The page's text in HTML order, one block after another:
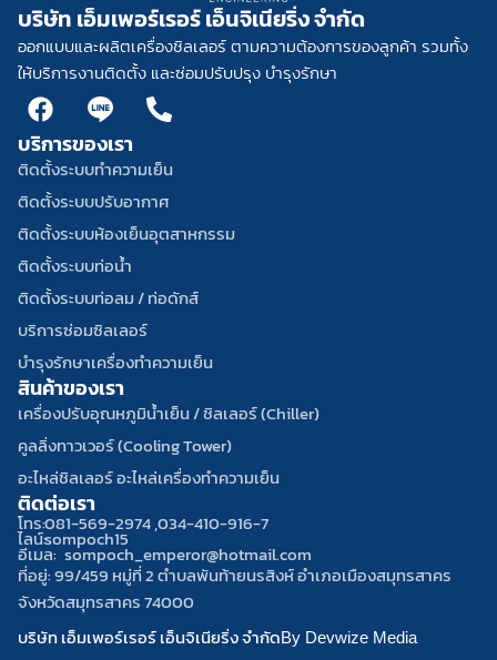
บริษัท เอ็มเพอร์เรอร์ เอ็นจิเนียริ่ง จำกัด
ออกแบบและผลิตเครื่องชิลเลอร์ ตามความต้องการของลูกค้า รวมทั้ง
ให้บริการงานติดตั้ง และซ่อมปรับปรุง บำรุงรักษา
F
a
c
e
b
o
o
k
L
i
n
e
w
h
i
t
e
h
n
e
-
a
t
บริการของเรา
ติดตั้งระบบทำความเย็น
ติดตั้งระบบปรับอากาศ
ติดตั้งระบบห้องเย็นอุตสาหกรรม
ติดตั้งระบบท่อน้ำ
ติดตั้งระบบท่อลม / ท่อดักส์
บริการซ่อมซิลเลอร์
บำรุงรักษาเครื่องทำความเย็น
สินค้าของเรา
เครื่องปรับอุณหภูมิน้ำเย็น / ชิลเลอร์ (Chiller)
คูลลิ่งทาวเวอร์ (Cooling Tower)
อะไหล่ชิลเลอร์ อะไหล่เครื่องทำความเย็น
ติดต่อเรา
โทร:081-569-2974 ,034-410-916-7
ไลน์:sompoch15
อีเมล: sompoch_emperor@hotmail.com
ที่อยู่: 99/459 หมู่ที่ 2 ตำบลพันท้ายนรสิงห์ อำเภอเมืองสมุทรสาคร
จังหวัดสมุทรสาคร 74000
บริษัท เอ็มเพอร์เรอร์ เอ็นจิเนียริ่ง จำกัดBy Devwize Media